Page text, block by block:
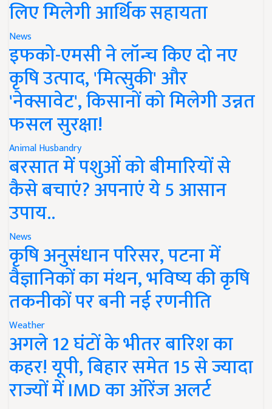
लिए मिलेगी आर्थिक सहायता
News
इफको-एमसी ने लॉन्च किए दो नए
कृषि उत्पाद, 'मित्सुकी' और
'नेक्सावेट', किसानों को मिलेगी उन्नत
फसल सुरक्षा!
Animal Husbandry
बरसात में पशुओं को बीमारियों से
कैसे बचाएं? अपनाएं ये 5 आसान
उपाय..
News
कृषि अनुसंधान परिसर, पटना में
वैज्ञानिकों का मंथन, भविष्य की कृषि
तकनीकों पर बनी नई रणनीति
Weather
अगले 12 घंटों के भीतर बारिश का
कहर! यूपी, बिहार समेत 15 से ज्यादा
राज्यों में IMD का ऑरेंज अलर्ट